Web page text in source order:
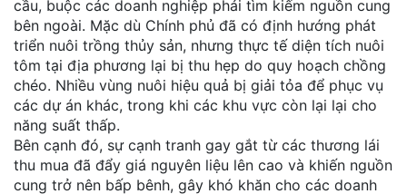
cầu, buộc các doanh nghiệp phải tìm kiếm nguồn cung
bên ngoài. Mặc dù Chính phủ đã có định hướng phát
triển nuôi trồng thủy sản, nhưng thực tế diện tích nuôi
tôm tại địa phương lại bị thu hẹp do quy hoạch chồng
chéo. Nhiều vùng nuôi hiệu quả bị giải tỏa để phục vụ
các dự án khác, trong khi các khu vực còn lại lại cho
năng suất thấp.
Bên cạnh đó, sự cạnh tranh gay gắt từ các thương lái
thu mua đã đẩy giá nguyên liệu lên cao và khiến nguồn
cung trở nên bấp bênh, gây khó khăn cho các doanh